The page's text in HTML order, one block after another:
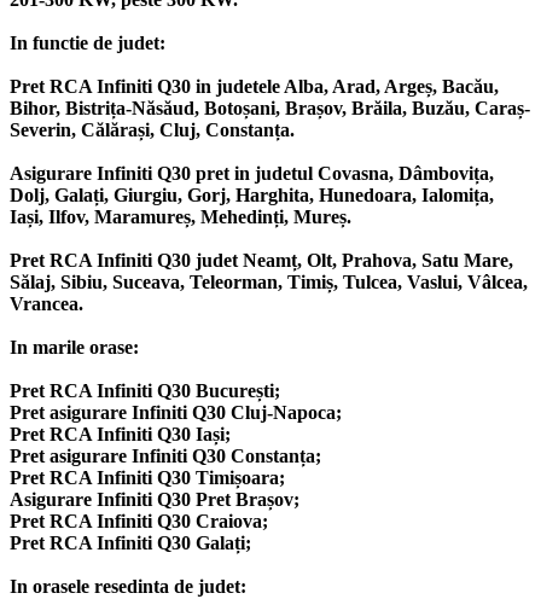
In functie de judet:
Pret RCA Infiniti Q30 in judetele Alba, Arad, Argeș, Bacău,
Bihor, Bistrița-Năsăud, Botoșani, Brașov, Brăila, Buzău, Caraș-
Severin, Călărași, Cluj, Constanța.
Asigurare Infiniti Q30 pret in judetul Covasna, Dâmbovița,
Dolj, Galați, Giurgiu, Gorj, Harghita, Hunedoara, Ialomița,
Iași, Ilfov, Maramureș, Mehedinți, Mureș.
Pret RCA Infiniti Q30 judet Neamț, Olt, Prahova, Satu Mare,
Sălaj, Sibiu, Suceava, Teleorman, Timiș, Tulcea, Vaslui, Vâlcea,
Vrancea.
In marile orase:
Pret RCA Infiniti Q30 București;
Pret asigurare Infiniti Q30 Cluj-Napoca;
Pret RCA Infiniti Q30 Iași;
Pret asigurare Infiniti Q30 Constanța;
Pret RCA Infiniti Q30 Timișoara;
Asigurare Infiniti Q30 Pret Brașov;
Pret RCA Infiniti Q30 Craiova;
Pret RCA Infiniti Q30 Galați;
In orasele resedinta de judet: